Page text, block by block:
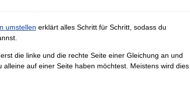
umstellen erklärt alles Schritt für Schritt, sodass du
die linke und die rechte Seite einer Gleichung an und
alleine auf einer Seite haben möchtest. Meistens wird dies